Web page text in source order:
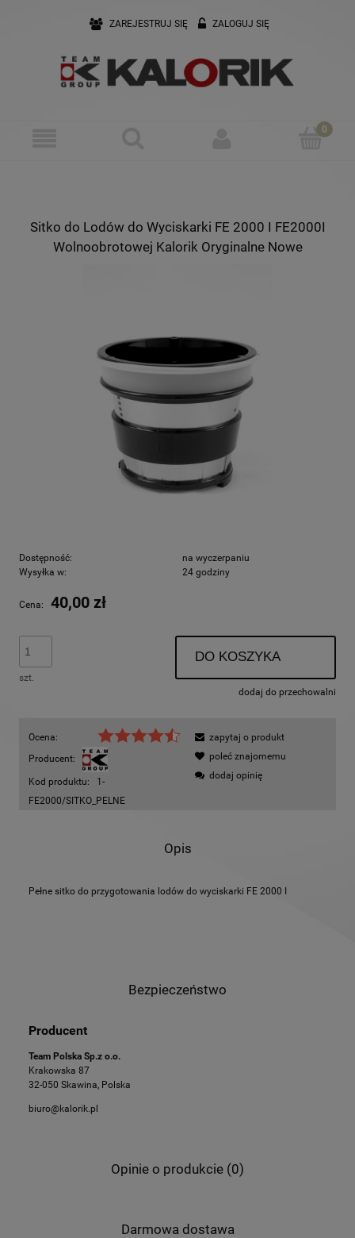
ZAREJESTRUJ SIĘ ZALOGUJ SIĘ
Sitko do Lodów do Wyciskarki FE 2000 I FE2000I
Wolnoobrotowej Kalorik Oryginalne Nowe
Dostępność:
na wyczerpaniu
Wysyłka w:
24 godziny
Cena: 40,00 zł
szt.
DO KOSZYKA
dodaj do przechowalni
Ocena:
Producent:
Kod produktu:
1-
FE2000/SITKO_PELNE
zapytaj o produkt
poleć znajomemu
dodaj opinię
Opis
Pełne sitko do przygotowania lodów do wyciskarki FE 2000 I
Bezpieczeństwo
Producent
Team Polska Sp.z o.o.
Krakowska 87
32-050 Skawina, Polska
biuro@kalorik.pl
Opinie o produkcie (0)
Darmowa dostawa